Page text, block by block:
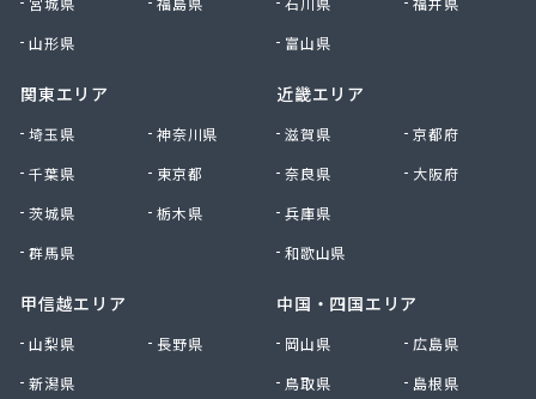
株式会社新東
株式会社森上製油所
株式会社杉浦林産給油所
株式会社清川商店
株式会社青木サービス
株式会社石川鉄沖商店
株式会社石泰商会
株式会社鷹羽商店
株式会社中部燃料
株式会社土川油店 L.P.G充填所
山形県
関東エリア
埼玉県
神奈川県
千葉県
東京都
茨城県
栃木県
群馬県
甲信越エリア
山梨県
長野県
新潟県
富山県
近畿エリア
滋賀県
京都府
奈良県
大阪府
兵庫県
和歌山県
中国・四国エリア
岡山県
広島県
鳥取県
島根県